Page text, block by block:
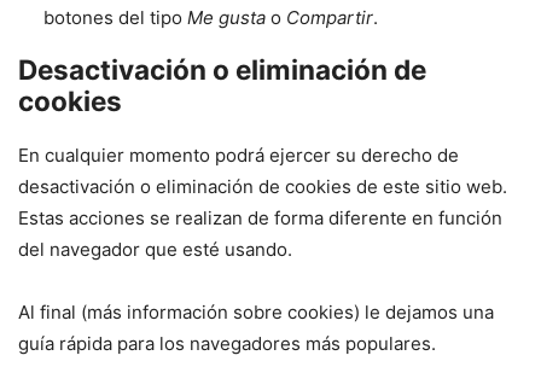
botones del tipo Me gusta o Compartir.
Desactivación o eliminación de
cookies
En cualquier momento podrá ejercer su derecho de
desactivación o eliminación de cookies de este sitio web.
Estas acciones se realizan de forma diferente en función
del navegador que esté usando.
Al final (más información sobre cookies) le dejamos una
guía rápida para los navegadores más populares.